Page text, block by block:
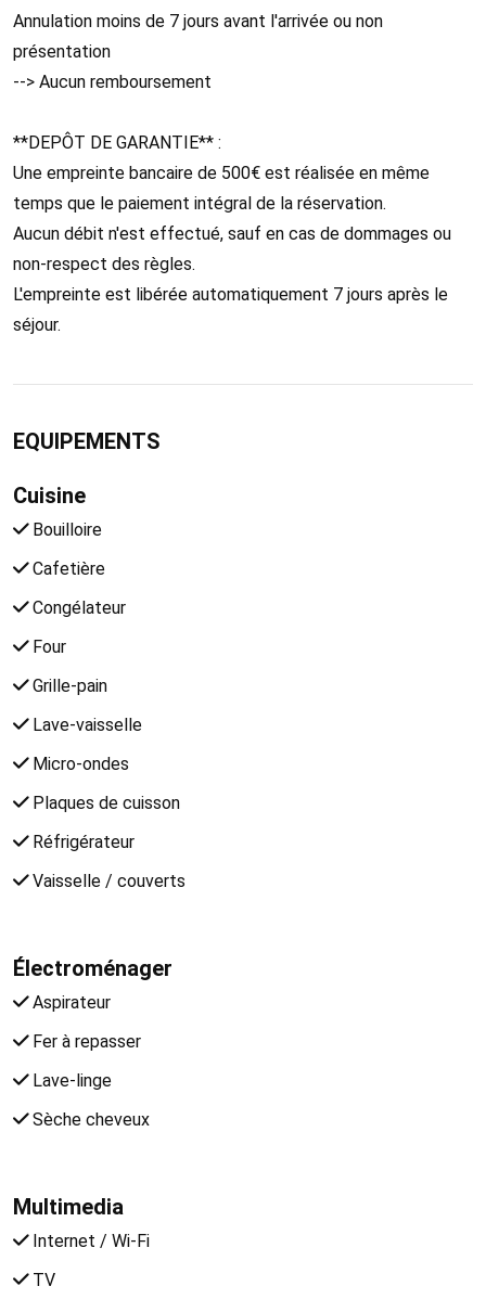
Annulation moins de 7 jours avant l'arrivée ou non
présentation
--> Aucun remboursement
**DEPÔT DE GARANTIE** :
Une empreinte bancaire de 500€ est réalisée en même
temps que le paiement intégral de la réservation.
Aucun débit n'est effectué, sauf en cas de dommages ou
non-respect des règles.
L'empreinte est libérée automatiquement 7 jours après le
séjour.
EQUIPEMENTS
Cuisine
Bouilloire
Cafetière
Congélateur
Four
Grille-pain
Lave-vaisselle
Micro-ondes
Plaques de cuisson
Réfrigérateur
Vaisselle / couverts
Électroménager
Aspirateur
Fer à repasser
Lave-linge
Sèche cheveux
Multimedia
Internet / Wi-Fi
TV